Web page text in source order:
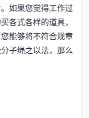
如果您觉得工作过
各式各样的道具，
能够将不符合规章
子绳之以法，那么